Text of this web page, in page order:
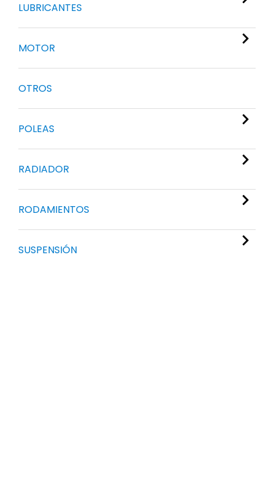
LUBRICANTES
MOTOR
OTROS
POLEAS
RADIADOR
RODAMIENTOS
SUSPENSIÓN